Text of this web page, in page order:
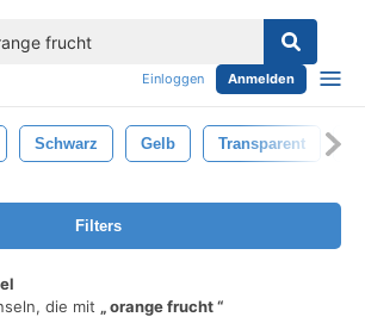
Einloggen Anmelden
Schwarz Gelb Transparent
Filters
die mit
orange frucht